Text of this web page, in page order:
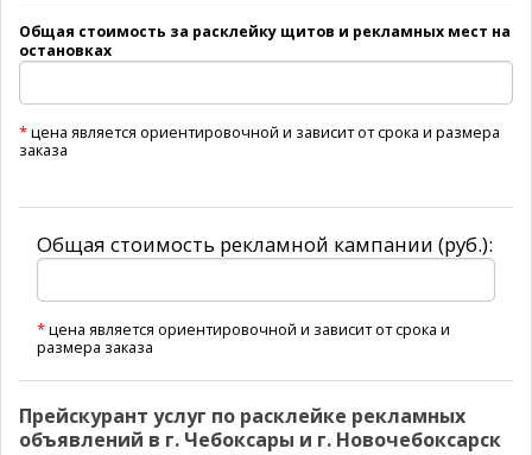
Общая стоимость за расклейку щитов и рекламных мест на
остановках
*цена является ориентировочной и зависит от срока и размера
заказа
Общая стоимость рекламной кампании (руб.):
*цена является ориентировочной и зависит от срока и
размера заказа
Прейскурант услуг по расклейке рекламных
объявлений в г. Чебоксары и г. Новочебоксарск